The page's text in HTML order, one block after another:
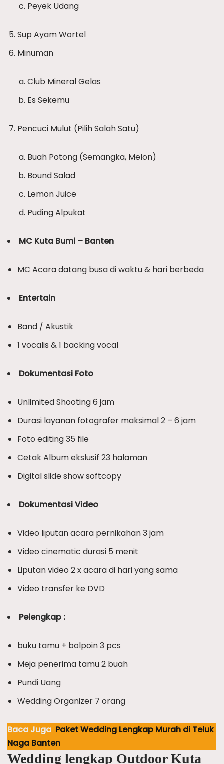
Peyek Udang
Sup Ayam Wortel
Minuman
Club Mineral Gelas
Es Sekemu
Pencuci Mulut (Pilih Salah Satu)
Buah Potong (Semangka, Melon)
Bound Salad
Lemon Juice
Puding Alpukat
MC Kuta Bumi – Banten
MC Acara datang busa di waktu & hari berbeda
Entertain
Band / Akustik
1 vocalis & 1 backing vocal
Dokumentasi Foto
Unlimited Shooting 6 jam
Durasi layanan fotografer maksimal 2 – 6 jam
Foto editing 35 file
Cetak Album ekslusif 23 halaman
Digital slide show softcopy
Dokumentasi Video
Video liputan acara pernikahan 3 jam
Video cinematic durasi 5 menit
Liputan video 2 x acara di hari yang sama
Video transfer ke DVD
Pelengkap :
buku tamu + bolpoin 3 pcs
Meja penerima tamu 2 buah
Pundi Uang
Wedding Organizer 7 orang
Baca Juga Paket Wedding Lengkap Murah di Teluk
Naga Banten
Wedding lengkap Outdoor Kuta